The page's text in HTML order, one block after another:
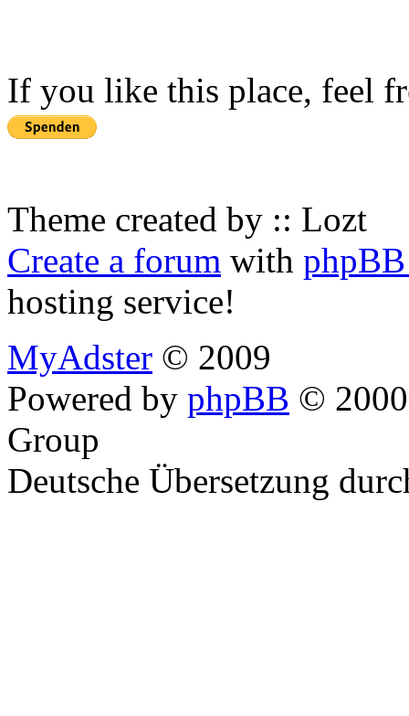
If you like this place, feel
Theme created by :: Lozt
Create a forum with
hosting service!
MyAdster © 2009
Powered by phpBB ©
Group
Deutsche Übersetzung